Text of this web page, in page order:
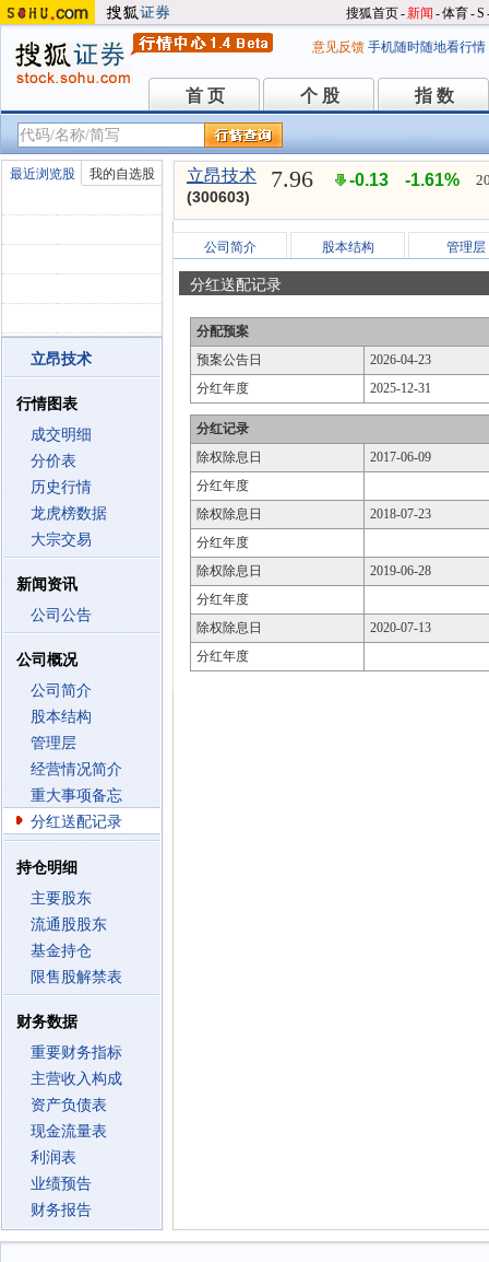
搜狐首页-新闻 -体育-S
意见反馈 手机随时随地看行情
首 页
首 页 个 股
个 股 指 数
指 数
最近浏览股 我的自选股
立昂技术
行情图表
成交明细
分价表
历史行情
龙虎榜数据
大宗交易
新闻资讯
公司公告
公司概况
公司简介
股本结构
管理层
经营情况简介
重大事项备忘
分红送配记录
持仓明细
主要股东
流通股股东
基金持仓
限售股解禁表
财务数据
重要财务指标
主营收入构成
资产负债表
现金流量表
利润表
业绩预告
财务报告
立昂技术
(300603)
7.96 -0.13 -1.61%
公司简介 股本结构 管理层
分红送配记录
分配预案
预案公告日
2026-04-23
分红年度
2025-12-31
分红记录
除权除息日
2017-06-09
分红年度
除权除息日
2018-07-23
分红年度
除权除息日
2019-06-28
分红年度
除权除息日
2020-07-13
分红年度